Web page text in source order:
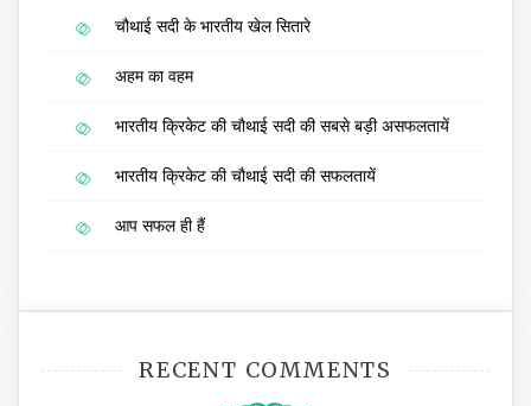
चौथाई सदी के भारतीय खेल सितारे
अहम का वहम
भारतीय क्रिकेट की चौथाई सदी की सबसे बड़ी असफलतायें
भारतीय क्रिकेट की चौथाई सदी की सफलतायें
आप सफल ही हैं
RECENT COMMENTS